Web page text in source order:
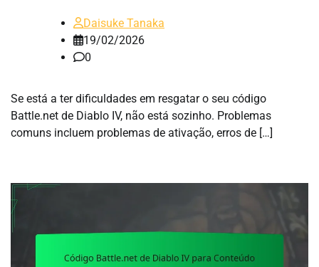
Daisuke Tanaka
19/02/2026
0
Se está a ter dificuldades em resgatar o seu código
Battle.net de Diablo IV, não está sozinho. Problemas
comuns incluem problemas de ativação, erros de […]